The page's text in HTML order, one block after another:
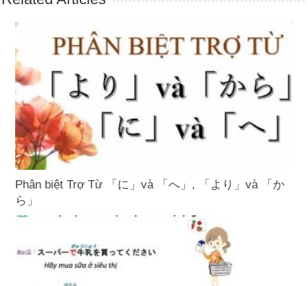
Phân biệt Trợ Từ 「に」và 「へ」, 「より」và 「か
ら」